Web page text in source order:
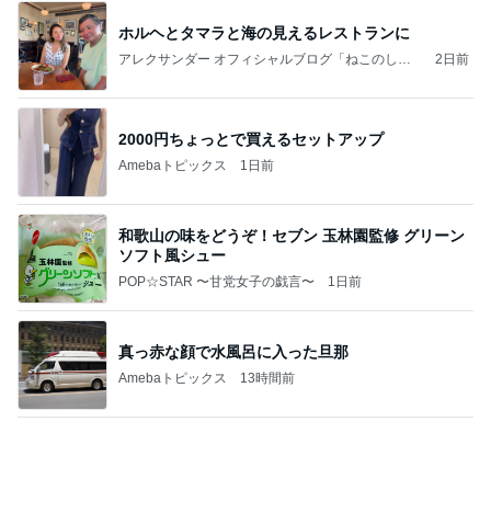
ホルヘとタマラと海の見えるレストランに
アレクサンダー オフィシャルブログ「ねこのしっ
2日前
2000円ちょっとで買えるセットアップ
Amebaトピックス 1日前
和歌山の味をどうぞ！セブン 玉林園監修 グリーン
ソフト風シュー
POP☆STAR 〜甘党女子の戯言〜 1日前
真っ赤な顔で水風呂に入った旦那
Amebaトピックス 13時間前